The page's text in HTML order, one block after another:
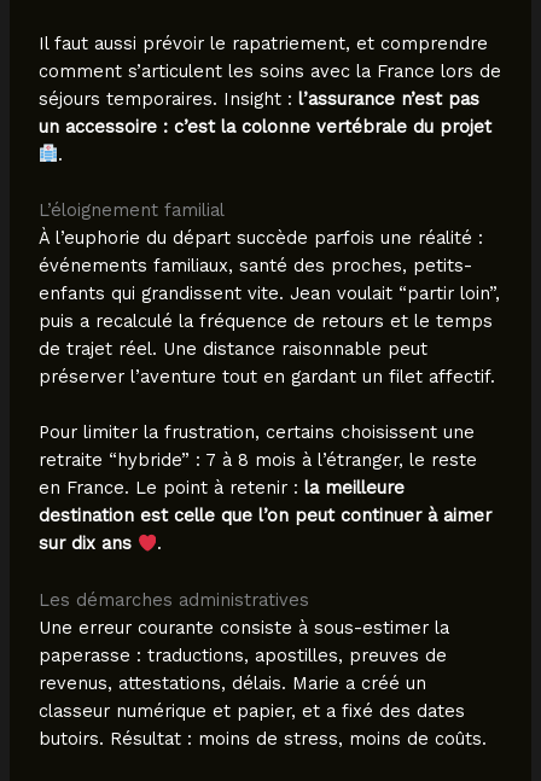
Il faut aussi prévoir le rapatriement, et comprendre
comment s’articulent les soins avec la France lors de
séjours temporaires. Insight : l’assurance n’est pas
un accessoire : c’est la colonne vertébrale du projet
.
L’éloignement familial
À l’euphorie du départ succède parfois une réalité :
événements familiaux, santé des proches, petits-
enfants qui grandissent vite. Jean voulait “partir loin”,
puis a recalculé la fréquence de retours et le temps
de trajet réel. Une distance raisonnable peut
préserver l’aventure tout en gardant un filet affectif.
Pour limiter la frustration, certains choisissent une
retraite “hybride” : 7 à 8 mois à l’étranger, le reste
en France. Le point à retenir : la meilleure
destination est celle que l’on peut continuer à aimer
sur dix ans
.
Les démarches administratives
Une erreur courante consiste à sous-estimer la
paperasse : traductions, apostilles, preuves de
revenus, attestations, délais. Marie a créé un
classeur numérique et papier, et a fixé des dates
butoirs. Résultat : moins de stress, moins de coûts.